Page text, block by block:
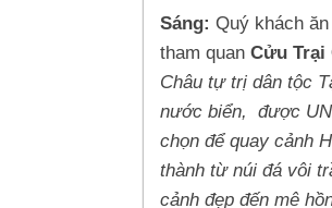
Sáng: Quý khách
tham quan Cửu Trại
Châu tự trị dân tộc
nước biển, được
chọn để quay cảnh
thành từ núi đá vôi
cảnh đẹp đến mê